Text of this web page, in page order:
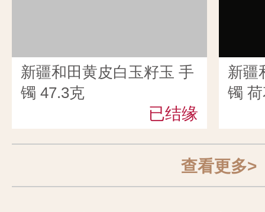
新疆和田黄皮白玉籽玉 手
镯 47.3克
已结缘
新疆
镯
查看更多>